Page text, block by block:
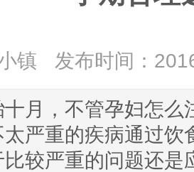
镇 发布时间：
十月，不管孕妇怎么
严重的疾病通过饮
较严重的问题还